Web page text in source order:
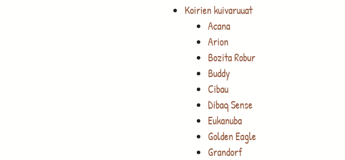
Koirien kuivaruuat
Acana
Arion
Bozita Robur
Buddy
Cibau
Dibaq Sense
Eukanuba
Golden Eagle
Grandorf